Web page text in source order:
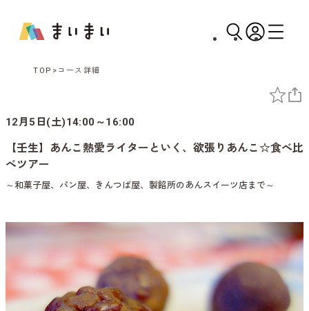
TOP コース詳細
12月5日(土)14:00～16:00
【壬生】あんこ熱愛ライターといく、欲張りあんこ☆食べ比
べツアー
～和菓子屋、パン屋、きんつば屋、製餡所のあんスイーツ店まで～